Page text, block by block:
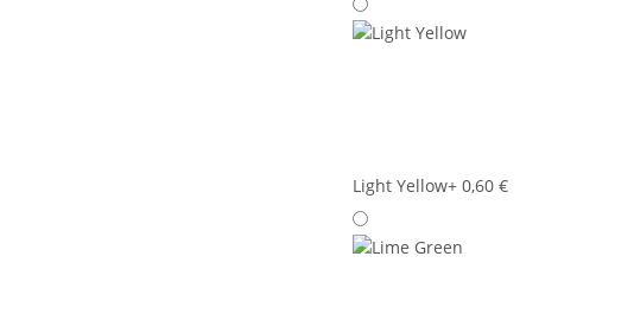
Light Yellow+ 0,60 €